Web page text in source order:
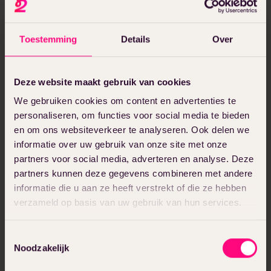
Toestemming Details Over
Deze website maakt gebruik van cookies
We gebruiken cookies om content en advertenties te
personaliseren, om functies voor social media te bieden
en om ons websiteverkeer te analyseren. Ook delen we
informatie over uw gebruik van onze site met onze
partners voor social media, adverteren en analyse. Deze
partners kunnen deze gegevens combineren met andere
informatie die u aan ze heeft verstrekt of die ze hebben
verzameld op basis van uw gebruik van hun services.
Noodzakelijk
Reclame stelde was helder; een hogere positie
Vraag
De strijd om adverteerders in medialandschap
is hevig, zo ook bij Omroep Brabant. Dat
Omroep Brabant een grote naam heeft, wil niet
zeggen dat zij online goed gevonden worden.
Door het Resultsmatter®-traject heeft Omroep
Brabant Reclame een slag gemaakt op de
Google ranglijsten. De verbluffende resultaten
worden verder in deze case uitgelicht.